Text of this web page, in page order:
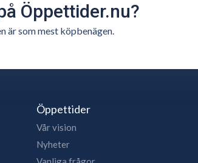
Öppettider.nu?
är som mest köpbenägen.
Öppettider
Vår vision
Nyheter